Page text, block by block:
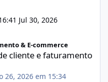
Jul 30, 2026
& E-commerce
cliente e faturamento
26, 2026 em 15:34